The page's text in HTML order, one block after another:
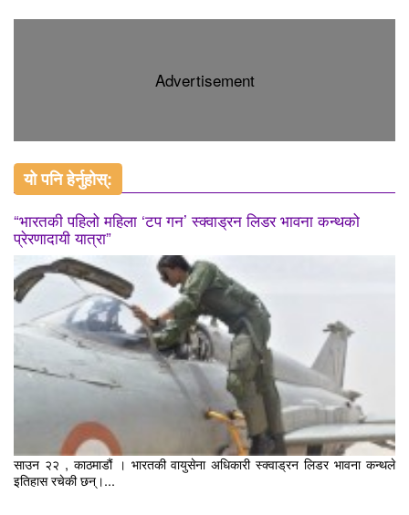
Advertisement
यो पनि हेर्नुहोस्:
“भारतकी पहिलो महिला ‘टप गन’ स्क्वाड्रन लिडर भावना कन्थको
प्रेरणादायी यात्रा”
साउन २२ , काठमाडौं । भारतकी वायुसेना अधिकारी स्क्वाड्रन लिडर भावना कन्थले
इतिहास रचेकी छन्।...